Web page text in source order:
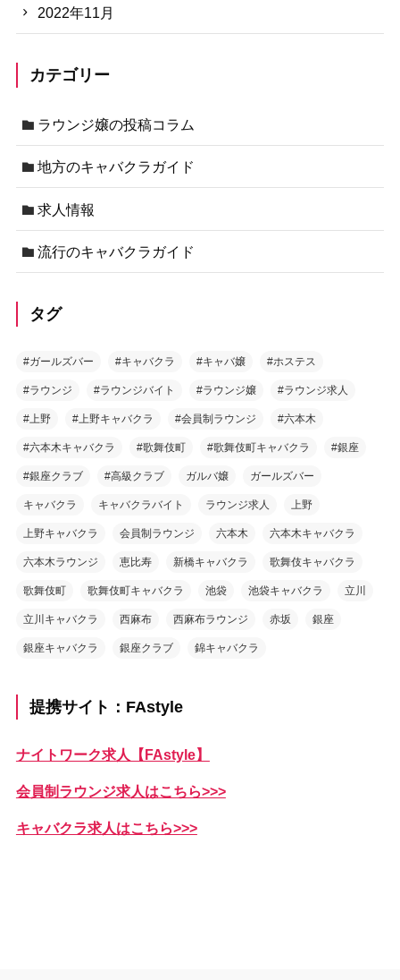
2022年11月
カテゴリー
ラウンジ嬢の投稿コラム
地方のキャバクラガイド
求人情報
流行のキャバクラガイド
タグ
#ガールズバー #キャバクラ #キャバ嬢 #ホステス
#ラウンジ #ラウンジバイト #ラウンジ嬢 #ラウンジ求人
#上野 #上野キャバクラ #会員制ラウンジ #六本木
#六本木キャバクラ #歌舞伎町 #歌舞伎町キャバクラ #銀座
#銀座クラブ #高級クラブ ガルバ嬢 ガールズバー
キャバクラ キャバクラバイト ラウンジ求人 上野
上野キャバクラ 会員制ラウンジ 六本木 六本木キャバクラ
六本木ラウンジ 恵比寿 新橋キャバクラ 歌舞伎キャバクラ
歌舞伎町 歌舞伎町キャバクラ 池袋 池袋キャバクラ 立川
立川キャバクラ 西麻布 西麻布ラウンジ 赤坂 銀座
銀座キャバクラ 銀座クラブ 錦キャバクラ
提携サイト：FAstyle
ナイトワーク求人【FAstyle】
会員制ラウンジ求人はこちら>>>
キャバクラ求人はこちら>>>